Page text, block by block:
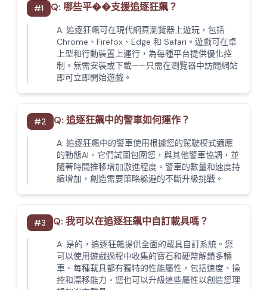
#1 Q: 哪些平��支援追逐狂飆？
A: 追逐狂飆可在現代網頁瀏覽器上遊玩，包括
Chrome、Firefox、Edge 和 Safari。遊戲可在桌
上型和行動裝置上運行，為每種平台提供優化控
制。無需安裝或下載——只需在瀏覽器中訪問網站
即可立即開始遊戲。
#2 Q: 追逐狂飆中的警車如何運作？
A: 追逐狂飆中的警車使用根據您的駕駛模式適應
的動態AI。它們試圖包圍您，與其他警車協調，並
隨著時間推移增加激進程度。警車的數量和速度持
續增加，創造需要策略躲避的不斷升級挑戰。
#3 Q: 我可以在追逐狂飆中自訂載具嗎？
A: 是的，追逐狂飆提供全面的載具自訂系統。您
可以使用遊戲過程中收集的寶石和硬幣解鎖多輛
車。每種載具都有獨特的性能屬性，包括速度、操
控和漂移能力。您也可以升級這些屬性以創造您理